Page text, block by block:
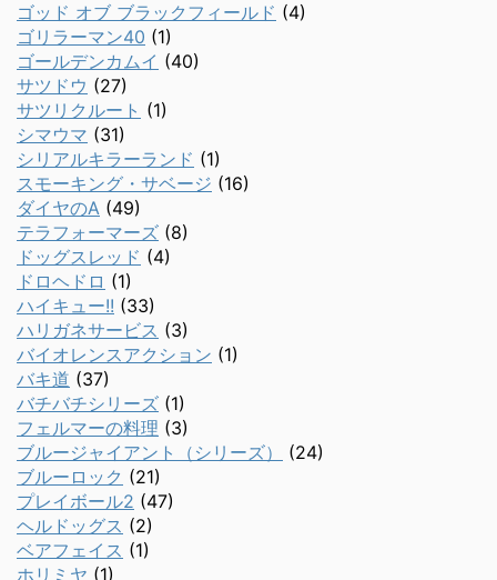
ゴッド オブ ブラックフィールド (4)
ゴリラーマン40 (1)
ゴールデンカムイ (40)
サツドウ (27)
サツリクルート (1)
シマウマ (31)
シリアルキラーランド (1)
スモーキング・サベージ (16)
ダイヤのA (49)
テラフォーマーズ (8)
ドッグスレッド (4)
ドロヘドロ (1)
ハイキュー!! (33)
ハリガネサービス (3)
バイオレンスアクション (1)
バキ道 (37)
バチバチシリーズ (1)
フェルマーの料理 (3)
ブルージャイアント（シリーズ）
(24)
ブルーロック (21)
プレイボール2 (47)
ヘルドッグス (2)
ベアフェイス (1)
ホリミヤ (1)